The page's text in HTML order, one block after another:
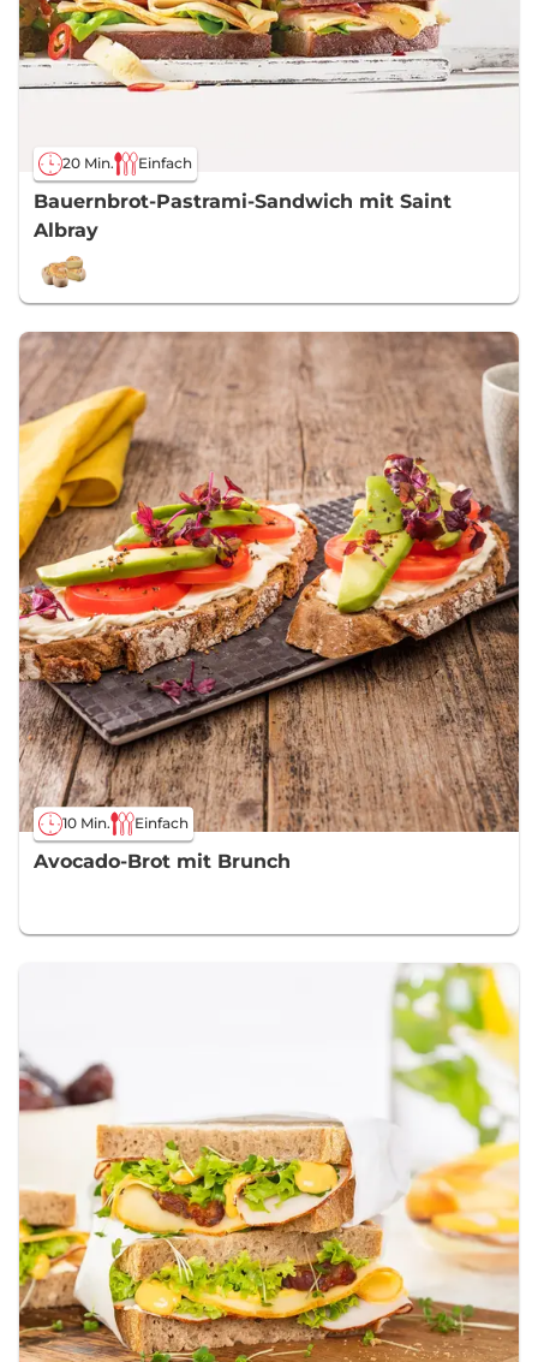
20 Min. Einfach
Bauernbrot-Pastrami-Sandwich mit Saint
Albray
10 Min. Einfach
Avocado-Brot mit Brunch